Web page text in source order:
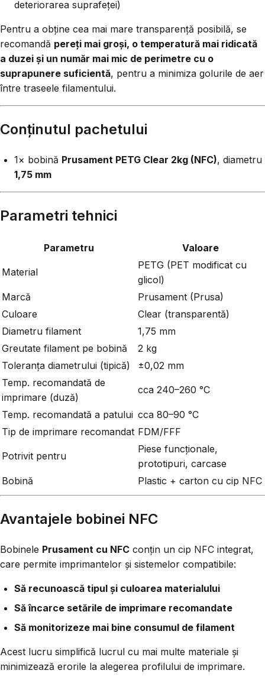
deteriorarea suprafeței)
Pentru a obține cea mai mare transparență posibilă, se
recomandă pereți mai groși, o temperatură mai ridicată
a duzei și un număr mai mic de perimetre cu o
suprapunere suficientă, pentru a minimiza golurile de aer
între traseele filamentului.
Conținutul pachetului
1× bobină Prusament PETG Clear 2kg (NFC), diametru
1,75 mm
Parametri tehnici
Parametru Valoare
Material
PETG (PET modificat cu
glicol)
Marcă
Prusament (Prusa)
Culoare
Clear (transparentă)
Diametru filament
1,75 mm
Greutate filament pe bobină
2 kg
Toleranța diametrului (tipică)
±0,02 mm
Temp. recomandată de
imprimare (duză)
cca 240–260 °C
Temp. recomandată a patului cca 80–90 °C
Tip de imprimare recomandat FDM/FFF
Potrivit pentru
Piese funcționale,
prototipuri, carcase
Bobină
Plastic + carton cu cip NFC
Avantajele bobinei NFC
Bobinele Prusament cu NFC conțin un cip NFC integrat,
care permite imprimantelor și sistemelor compatibile:
Să recunoască tipul și culoarea materialului
Să încarce setările de imprimare recomandate
Să monitorizeze mai bine consumul de filament
Acest lucru simplifică lucrul cu mai multe materiale și
minimizează erorile la alegerea profilului de imprimare.